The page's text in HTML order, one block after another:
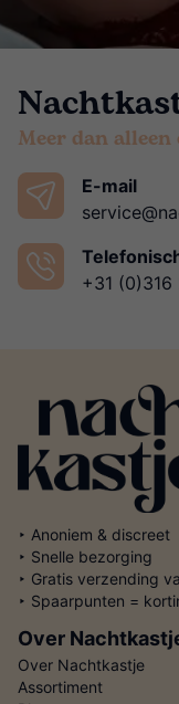
Meer dan
E-mail
+31 (0)316
‣ Anoniem & discreet
‣ Snelle bezorging
‣ Gratis verzending
‣ Spaarpunten =
Over
Over Nachtkastje
Assortiment